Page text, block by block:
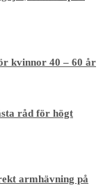
kvinnor 40 – 60 år
råd för högt
armhävning på